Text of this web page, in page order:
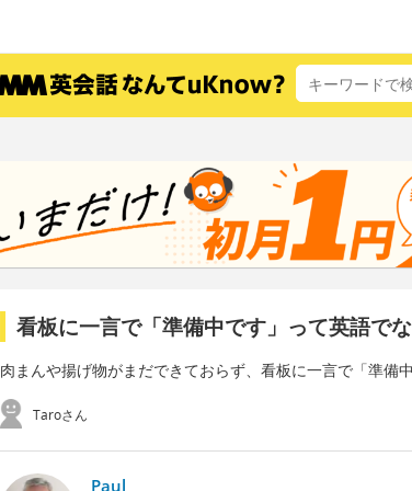
看板に一言で「準備中です」って英語で
肉まんや揚げ物がまだできておらず、看板に一言で「準備
Taroさん
Paul